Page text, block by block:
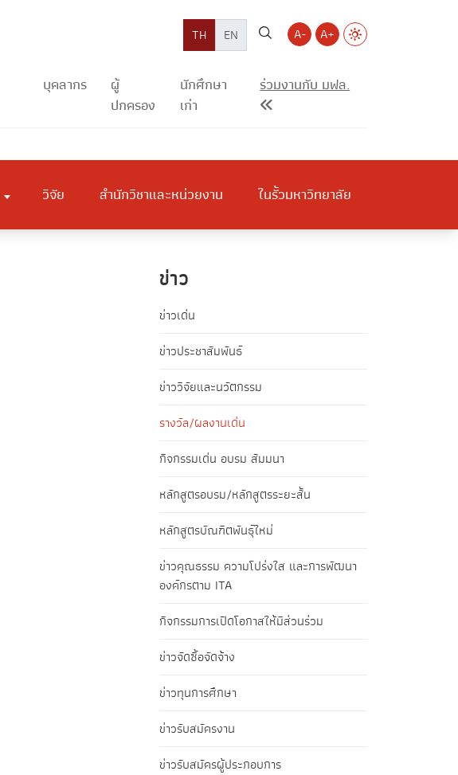
TH EN A- A+
บุคลากร
ผู้
ปกครอง
นักศึกษา
เก่า
ร่วมงานกับ มฟล.
วิจัย สำนักวิชาและหน่วยงาน ในรั้วมหาวิทยาลัย
ข่าว
ข่าวเด่น
ข่าวประชาสัมพันธ์
ข่าววิจัยและนวัตกรรม
รางวัล/ผลงานเด่น
กิจกรรมเด่น อบรม สัมมนา
หลักสูตรอบรม/หลักสูตรระยะสั้น
หลักสูตรบัณฑิตพันธุ์ใหม่
ข่าวคุณธรรม ความโปร่งใส และการพัฒนา
องค์กรตาม ITA
กิจกรรมการเปิดโอกาสให้มีส่วนร่วม
ข่าวจัดซื้อจัดจ้าง
ข่าวทุนการศึกษา
ข่าวรับสมัครงาน
ข่าวรับสมัครผู้ประกอบการ